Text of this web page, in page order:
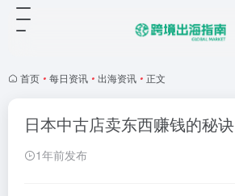
首页 • 每日资讯 • 出海资讯 • 正文
日本中古店卖东西赚钱的秘诀
1年前发布